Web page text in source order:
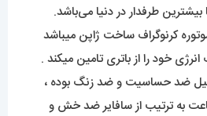
بیشترین طرفدار در دنیا می‌باشد.
کرنوگراف ساخت ژاپن میباشد
خود را از باتری تامین میکند .
ضد حساسیت و ضد زنگ بوده ،
به ترتیب از سافایر ضد خش و